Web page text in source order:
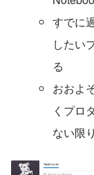
すでに
したい
る
おおよ
くプロ
ない限